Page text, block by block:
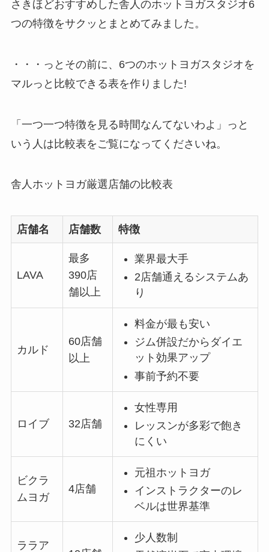
さきほどおすすめした舎人のホットヨガスタジオ6
つの特徴をサクッとまとめてみました。
・・・っとその前に、6つのホットヨガスタジオを
マルっと比較できる表を作りました!
「一つ一つ特徴を見る時間なんてないわよ」っと
いう人は比較表をご覧になってくださいね。
舎人ホットヨガ厳選店舗の比較表
店舗名 店舗数 特徴
LAVA
最多
390店
舗以上
業界最大手
2店舗通えるシステムあ
り
カルド
60店舗
以上
料金が最も安い
ジム併設だからダイエ
ット効果アップ
事前予約不要
ロイブ 32店舗
女性専用
レッスンが多彩で飽き
にくい
ビクラ
ムヨガ
4店舗
元祖ホットヨガ
インストラクターのレ
ベルは世界基準
ララア
少人数制